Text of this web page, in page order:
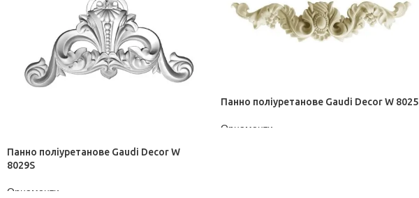
Панно поліуретанове Gaudi Decor W
8029S
Орнаменти
Панно поліуретанове Gaudi Decor W 8025
Орнаменти